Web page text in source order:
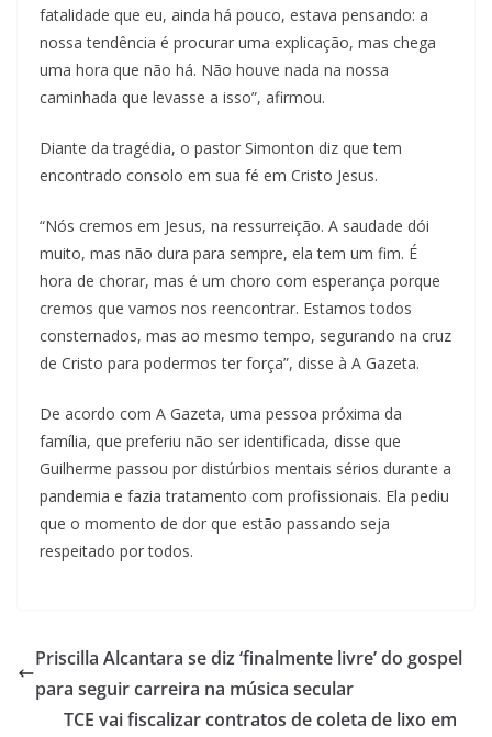
fatalidade que eu, ainda há pouco, estava pensando: a
nossa tendência é procurar uma explicação, mas chega
uma hora que não há. Não houve nada na nossa
caminhada que levasse a isso”, afirmou.
Diante da tragédia, o pastor Simonton diz que tem
encontrado consolo em sua fé em Cristo Jesus.
“Nós cremos em Jesus, na ressurreição. A saudade dói
muito, mas não dura para sempre, ela tem um fim. É
hora de chorar, mas é um choro com esperança porque
cremos que vamos nos reencontrar. Estamos todos
consternados, mas ao mesmo tempo, segurando na cruz
de Cristo para podermos ter força”, disse à A Gazeta.
De acordo com A Gazeta, uma pessoa próxima da
família, que preferiu não ser identificada, disse que
Guilherme passou por distúrbios mentais sérios durante a
pandemia e fazia tratamento com profissionais. Ela pediu
que o momento de dor que estão passando seja
respeitado por todos.
Priscilla Alcantara se diz ‘finalmente livre’ do gospel
para seguir carreira na música secular
TCE vai fiscalizar contratos de coleta de lixo em